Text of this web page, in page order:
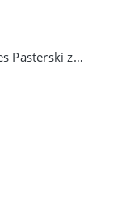
Kubek emaliowany Berneński Pies Pasterski z nadrukiem Origami Biały